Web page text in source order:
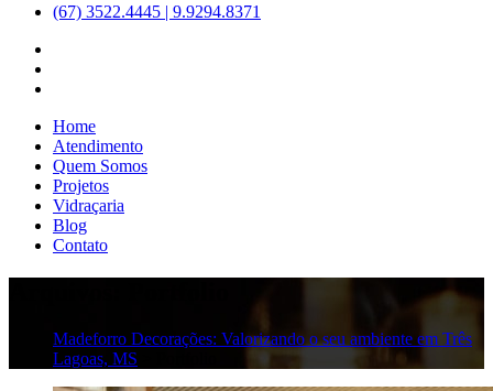
(67) 3522.4445 | 9.9294.8371
Home
Atendimento
Quem Somos
Projetos
Vidraçaria
Blog
Contato
Madeforro Decorações: Valorizando o seu ambiente em Três
Lagoas, MS